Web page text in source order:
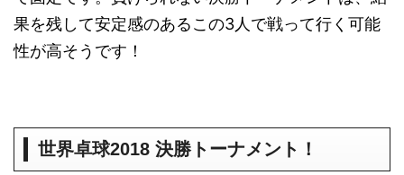
果を残して安定感のあるこの3人で戦って行く可能
性が高そうです！
世界卓球2018 決勝トーナメント！